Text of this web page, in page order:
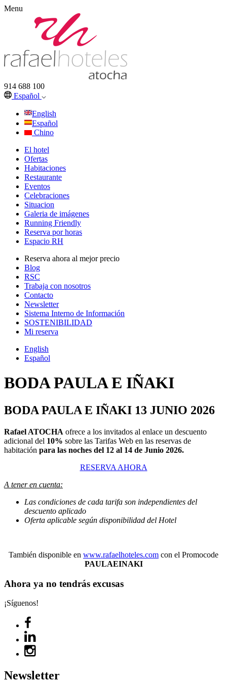
Menu
914 688 100
Español
English
Español
Chino
El hotel
Ofertas
Habitaciones
Restaurante
Eventos
Celebraciones
Situacion
Galeria de imágenes
Running Friendly
Reserva por horas
Espacio RH
Reserva ahora al mejor precio
Blog
RSC
Trabaja con nosotros
Contacto
Newsletter
Sistema Interno de Información
SOSTENIBILIDAD
Mi reserva
English
Español
BODA PAULA E IÑAKI
BODA PAULA E IÑAKI 13 JUNIO 2026
Rafael ATOCHA ofrece a los invitados al enlace un descuento
adicional del 10% sobre las Tarifas Web en las reservas de
habitación para las noches del 12 al 14 de Junio 2026.
RESERVA AHORA
A tener en cuenta:
Las condiciones de cada tarifa son independientes del
descuento aplicado
Oferta aplicable según disponibilidad del Hotel
También disponible en www.rafaelhoteles.com con el Promocode
PAULAEINAKI
Ahora ya no tendrás excusas
¡Síguenos!
Newsletter